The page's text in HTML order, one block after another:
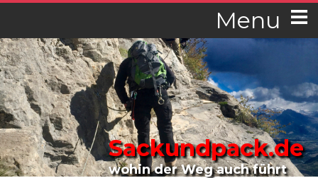
Menu
Sackundpack.de
wohin der Weg auch führt